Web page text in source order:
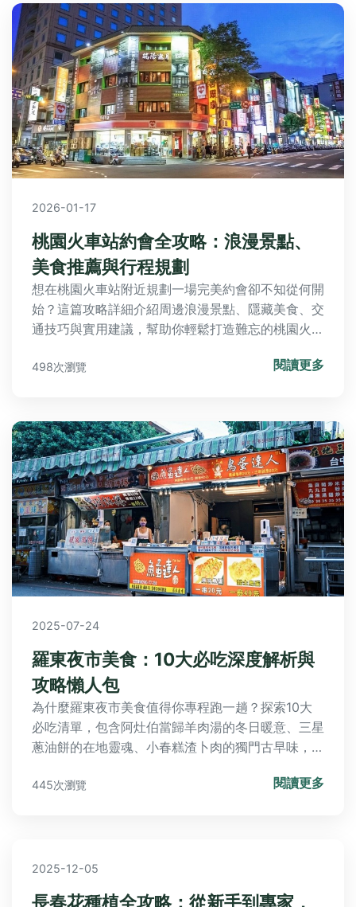
2026-01-17
桃園火車站約會全攻略：浪漫景點、
美食推薦與行程規劃
想在桃園火車站附近規劃一場完美約會卻不知從何開
始？這篇攻略詳細介紹周邊浪漫景點、隱藏美食、交
通技巧與實用建議，幫助你輕鬆打造難忘的桃園火車
498次瀏覽 閱讀更多
2025-07-24
羅東夜市美食：10大必吃深度解析與
攻略懶人包
為什麼羅東夜市美食值得你專程跑一趟？探索10大
必吃清單，包含阿灶伯當歸羊肉湯的冬日暖意、三星
蔥油餅的在地靈魂、小春糕渣卜肉的獨門古早味，以
香氣，搭配花生捲冰淇淋與紅豆湯圓的浪漫療癒，完
445次瀏覽 閱讀更多
2025-12-05
長春花種植全攻略：從新手到專家，